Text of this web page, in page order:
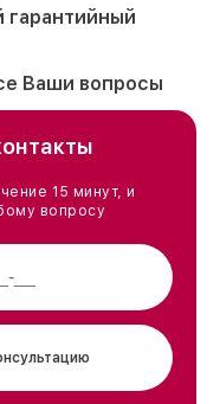
Ваши вопросы
15 минут, и
вопросу